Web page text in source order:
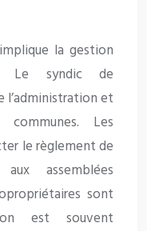
la gestion
Le syndic de
l’administration et
Les
le règlement de
assemblées
sont
est souvent